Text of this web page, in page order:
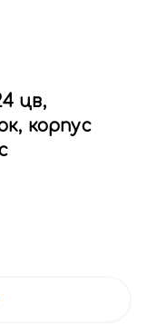
цв,
корпус